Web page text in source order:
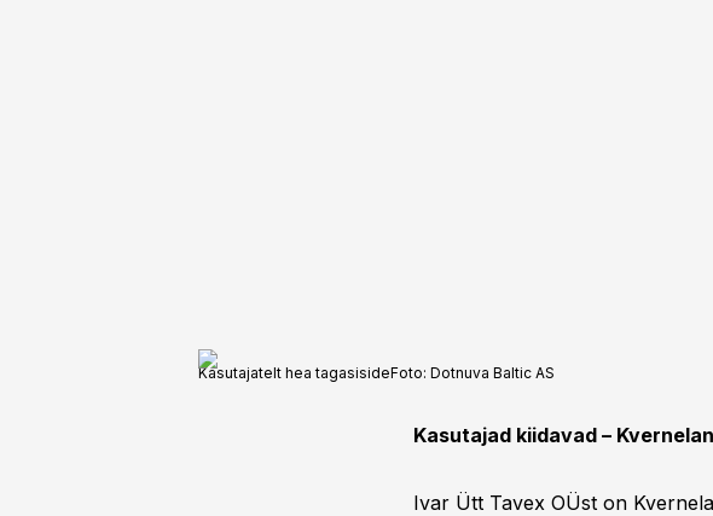
Kasutajatelt hea tagasisideFoto: Dotnuva Baltic AS
Kasutajad kiidavad –
Ivar Ütt Tavex OÜst on